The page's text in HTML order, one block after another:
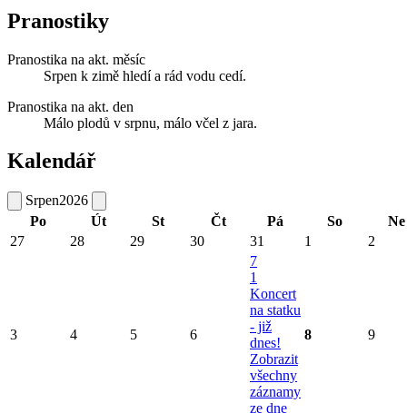
Pranostiky
Pranostika na akt. měsíc
Srpen k zimě hledí a rád vodu cedí.
Pranostika na akt. den
Málo plodů v srpnu, málo včel z jara.
Kalendář
Srpen2026
Po
Út St Čt Pá So
Ne
27
28 29 30 31 1 2
3 4 5 6
7
1
Koncert
na statku
- již
dnes!
Zobrazit
všechny
záznamy
ze dne
8 9